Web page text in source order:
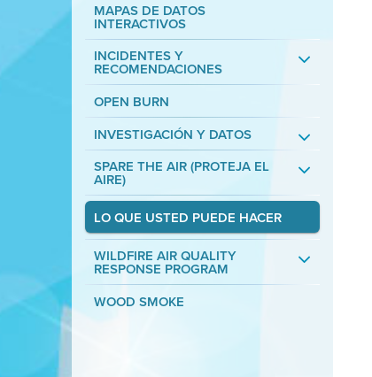
MAPAS DE DATOS
INTERACTIVOS
INCIDENTES Y
RECOMENDACIONES
OPEN BURN
INVESTIGACIÓN Y DATOS
SPARE THE AIR (PROTEJA EL
AIRE)
LO QUE USTED PUEDE HACER
WILDFIRE AIR QUALITY
RESPONSE PROGRAM
WOOD SMOKE